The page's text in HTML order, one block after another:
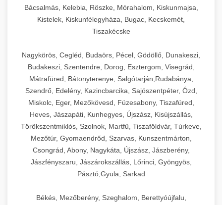
Bácsalmás, Kelebia, Röszke, Mórahalom, Kiskunmajsa,
Kistelek, Kiskunfélegyháza, Bugac, Kecskemét,
Tiszakécske
Nagykörös, Cegléd, Budaörs, Pécel, Gödöllő, Dunakeszi,
Budakeszi, Szentendre, Dorog, Esztergom, Visegrád,
Mátrafüred, Bátonyterenye, Salgótarján,Rudabánya,
Szendrő, Edelény, Kazincbarcika, Sajószentpéter, Ózd,
Miskolc, Eger, Mezőkövesd, Füzesabony, Tiszafüred,
Heves, Jászapáti, Kunhegyes, Újszász, Kisújszállás,
Törökszentmiklós, Szolnok, Martfű, Tiszaföldvár, Túrkeve,
Mezőtúr, Gyomaendrőd, Szarvas, Kunszentmárton,
Csongrád, Abony, Nagykáta, Újszász, Jászberény,
Jászfényszaru, Jászárokszállás, Lőrinci, Gyöngyös,
Pásztó,Gyula, Sarkad
Békés, Mezőberény, Szeghalom, Berettyóújfalu,